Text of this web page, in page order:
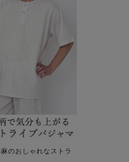
のおしゃれなストラ